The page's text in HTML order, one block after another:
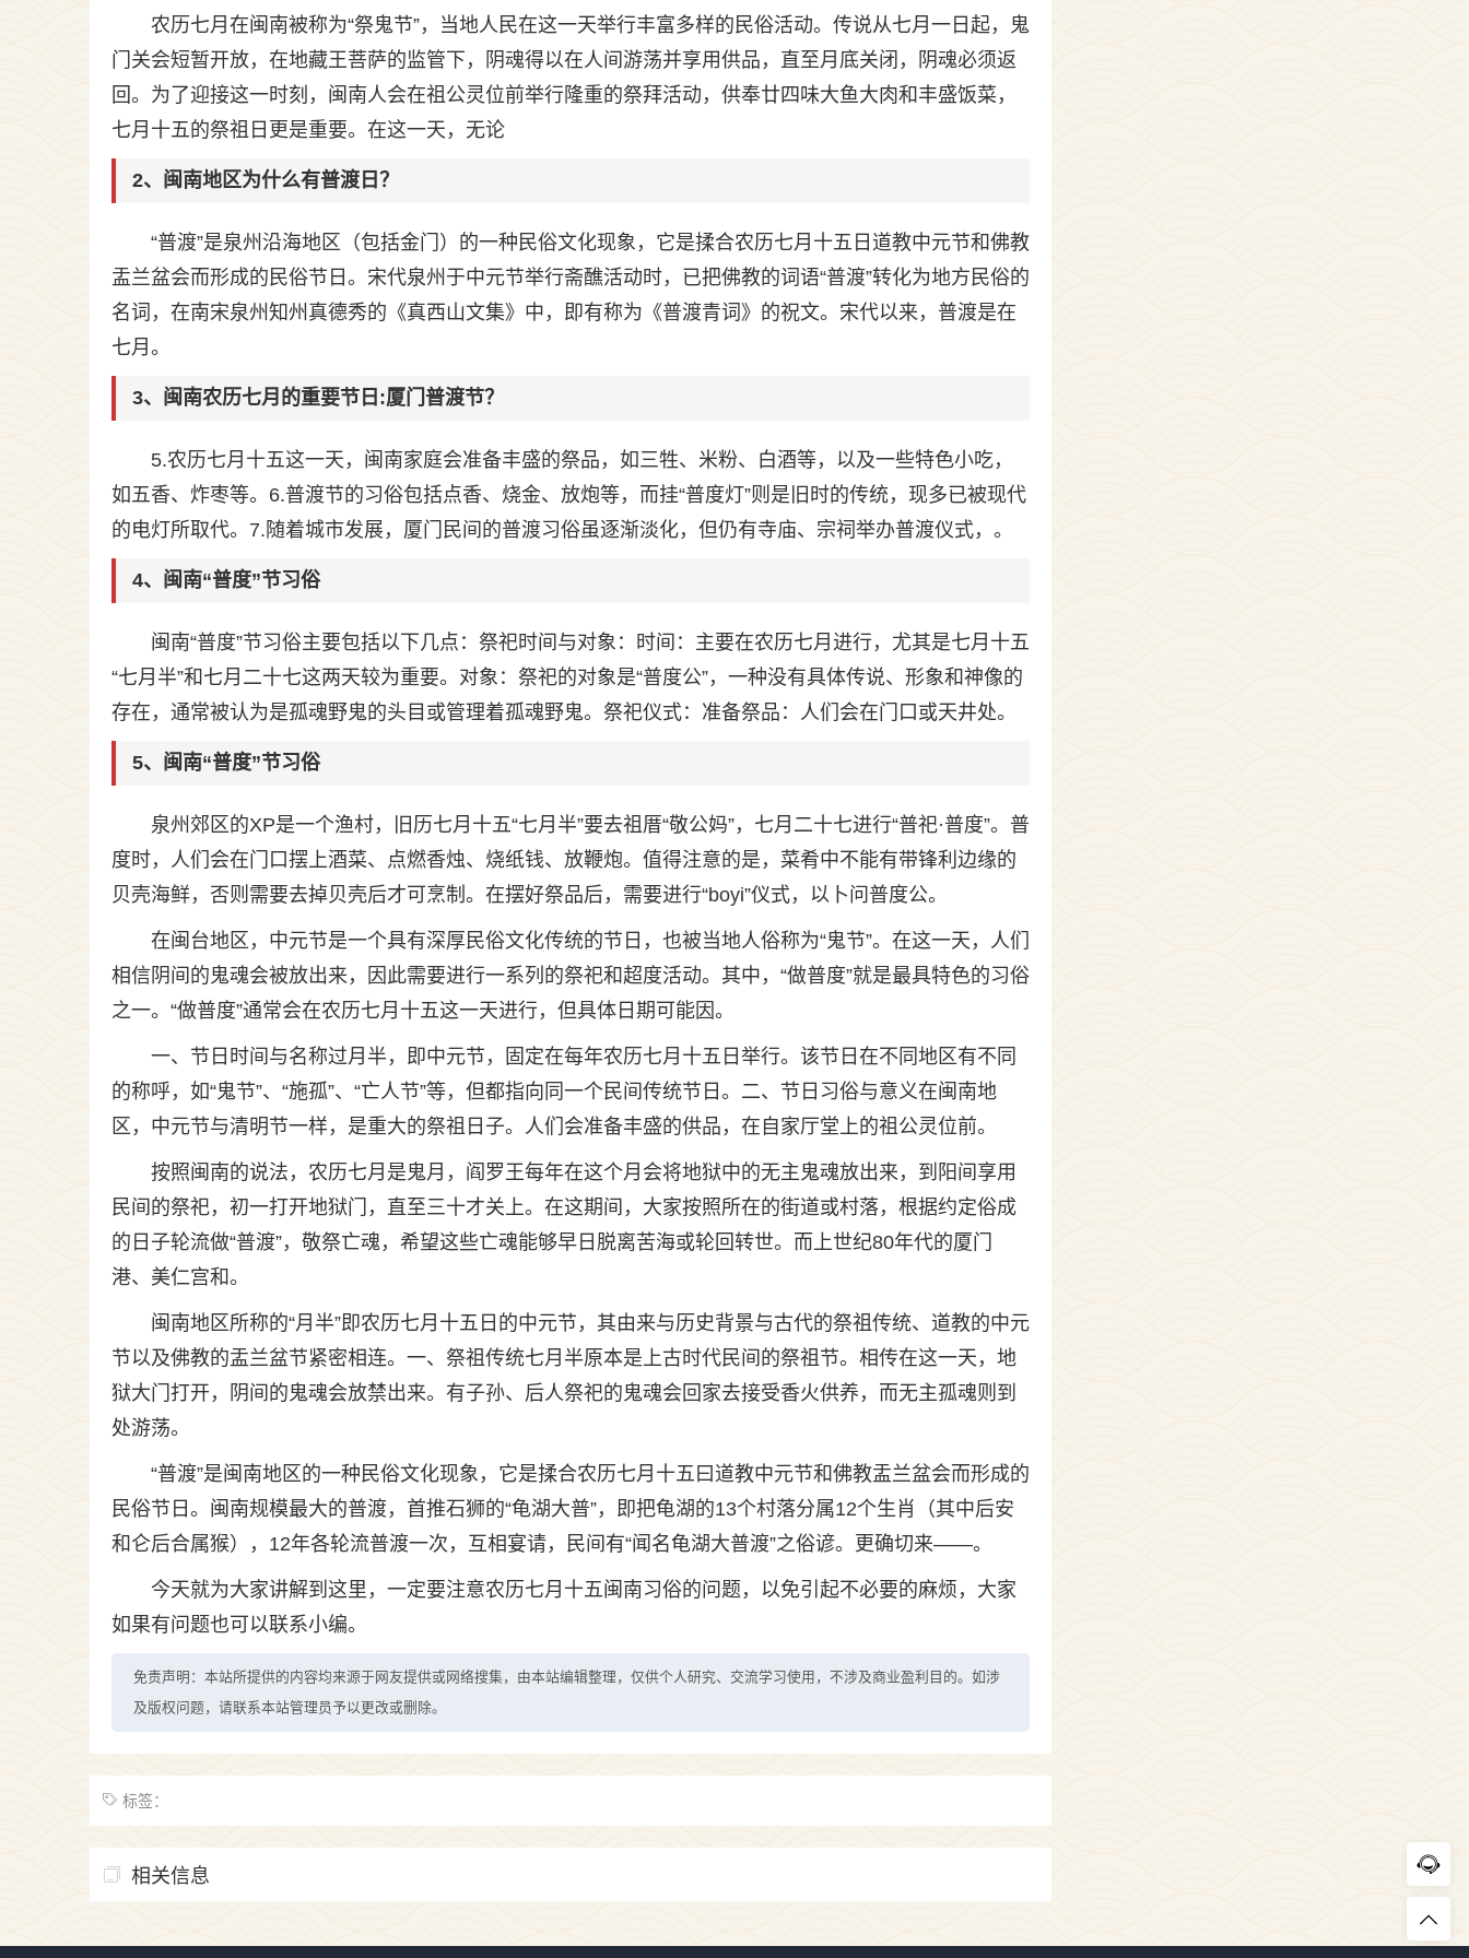
农历七月在闽南被称为“祭鬼节”，当地人民在这一天举行丰富多样的民俗活动。传说从七月一日起，鬼
门关会短暂开放，在地藏王菩萨的监管下，阴魂得以在人间游荡并享用供品，直至月底关闭，阴魂必须返
回。为了迎接这一时刻，闽南人会在祖公灵位前举行隆重的祭拜活动，供奉廿四味大鱼大肉和丰盛饭菜，
七月十五的祭祖日更是重要。在这一天，无论
2、闽南地区为什么有普渡日？
“普渡”是泉州沿海地区（包括金门）的一种民俗文化现象，它是揉合农历七月十五日道教中元节和佛教
盂兰盆会而形成的民俗节日。宋代泉州于中元节举行斋醮活动时，已把佛教的词语“普渡”转化为地方民俗的
名词，在南宋泉州知州真德秀的《真西山文集》中，即有称为《普渡青词》的祝文。宋代以来，普渡是在
七月。
3、闽南农历七月的重要节日:厦门普渡节？
5.农历七月十五这一天，闽南家庭会准备丰盛的祭品，如三牲、米粉、白酒等，以及一些特色小吃，
如五香、炸枣等。6.普渡节的习俗包括点香、烧金、放炮等，而挂“普度灯”则是旧时的传统，现多已被现代
的电灯所取代。7.随着城市发展，厦门民间的普渡习俗虽逐渐淡化，但仍有寺庙、宗祠举办普渡仪式，。
4、闽南“普度”节习俗
闽南“普度”节习俗主要包括以下几点：祭祀时间与对象：时间：主要在农历七月进行，尤其是七月十五
“七月半”和七月二十七这两天较为重要。对象：祭祀的对象是“普度公”，一种没有具体传说、形象和神像的
存在，通常被认为是孤魂野鬼的头目或管理着孤魂野鬼。祭祀仪式：准备祭品：人们会在门口或天井处。
5、闽南“普度”节习俗
泉州郊区的XP是一个渔村，旧历七月十五“七月半”要去祖厝“敬公妈”，七月二十七进行“普祀·普度”。普
度时，人们会在门口摆上酒菜、点燃香烛、烧纸钱、放鞭炮。值得注意的是，菜肴中不能有带锋利边缘的
贝壳海鲜，否则需要去掉贝壳后才可烹制。在摆好祭品后，需要进行“boyi”仪式，以卜问普度公。
在闽台地区，中元节是一个具有深厚民俗文化传统的节日，也被当地人俗称为“鬼节”。在这一天，人们
相信阴间的鬼魂会被放出来，因此需要进行一系列的祭祀和超度活动。其中，“做普度”就是最具特色的习俗
之一。“做普度”通常会在农历七月十五这一天进行，但具体日期可能因。
一、节日时间与名称过月半，即中元节，固定在每年农历七月十五日举行。该节日在不同地区有不同
的称呼，如“鬼节”、“施孤”、“亡人节”等，但都指向同一个民间传统节日。二、节日习俗与意义在闽南地
区，中元节与清明节一样，是重大的祭祖日子。人们会准备丰盛的供品，在自家厅堂上的祖公灵位前。
按照闽南的说法，农历七月是鬼月，阎罗王每年在这个月会将地狱中的无主鬼魂放出来，到阳间享用
民间的祭祀，初一打开地狱门，直至三十才关上。在这期间，大家按照所在的街道或村落，根据约定俗成
的日子轮流做“普渡”，敬祭亡魂，希望这些亡魂能够早日脱离苦海或轮回转世。而上世纪80年代的厦门
港、美仁宫和。
闽南地区所称的“月半”即农历七月十五日的中元节，其由来与历史背景与古代的祭祖传统、道教的中元
节以及佛教的盂兰盆节紧密相连。一、祭祖传统七月半原本是上古时代民间的祭祖节。相传在这一天，地
狱大门打开，阴间的鬼魂会放禁出来。有子孙、后人祭祀的鬼魂会回家去接受香火供养，而无主孤魂则到
处游荡。
“普渡”是闽南地区的一种民俗文化现象，它是揉合农历七月十五曰道教中元节和佛教盂兰盆会而形成的
民俗节日。闽南规模最大的普渡，首推石狮的“龟湖大普”，即把龟湖的13个村落分属12个生肖（其中后安
和仑后合属猴），12年各轮流普渡一次，互相宴请，民间有“闻名龟湖大普渡”之俗谚。更确切来——。
今天就为大家讲解到这里，一定要注意农历七月十五闽南习俗的问题，以免引起不必要的麻烦，大家
如果有问题也可以联系小编。
免责声明：本站所提供的内容均来源于网友提供或网络搜集，由本站编辑整理，仅供个人研究、交流学习使用，不涉及商业盈利目的。如涉
及版权问题，请联系本站管理员予以更改或删除。
标签：
相关信息